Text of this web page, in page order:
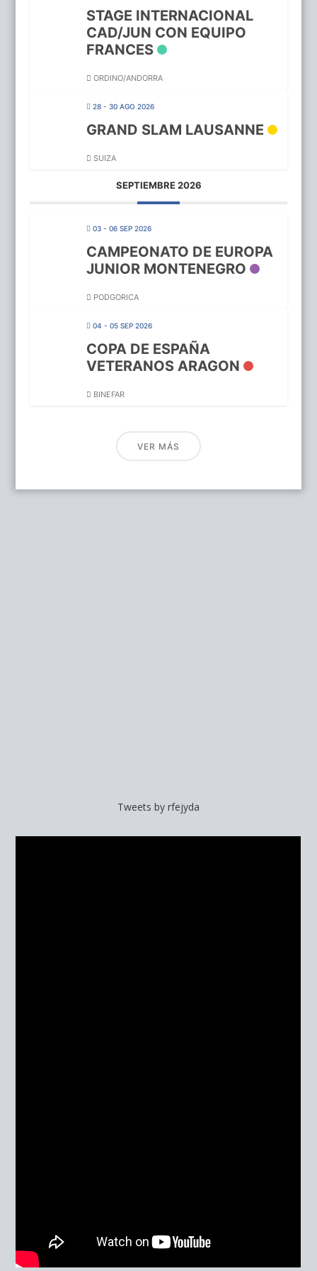
STAGE INTERNACIONAL
CAD/JUN CON EQUIPO
FRANCES
ORDINO/ANDORRA
28 - 30 AGO 2026
GRAND SLAM LAUSANNE
SUIZA
SEPTIEMBRE 2026
03 - 06 SEP 2026
CAMPEONATO DE EUROPA
JUNIOR MONTENEGRO
PODGORICA
04 - 05 SEP 2026
COPA DE ESPAÑA
VETERANOS ARAGON
BINEFAR
VER MÁS
Tweets by rfejyda